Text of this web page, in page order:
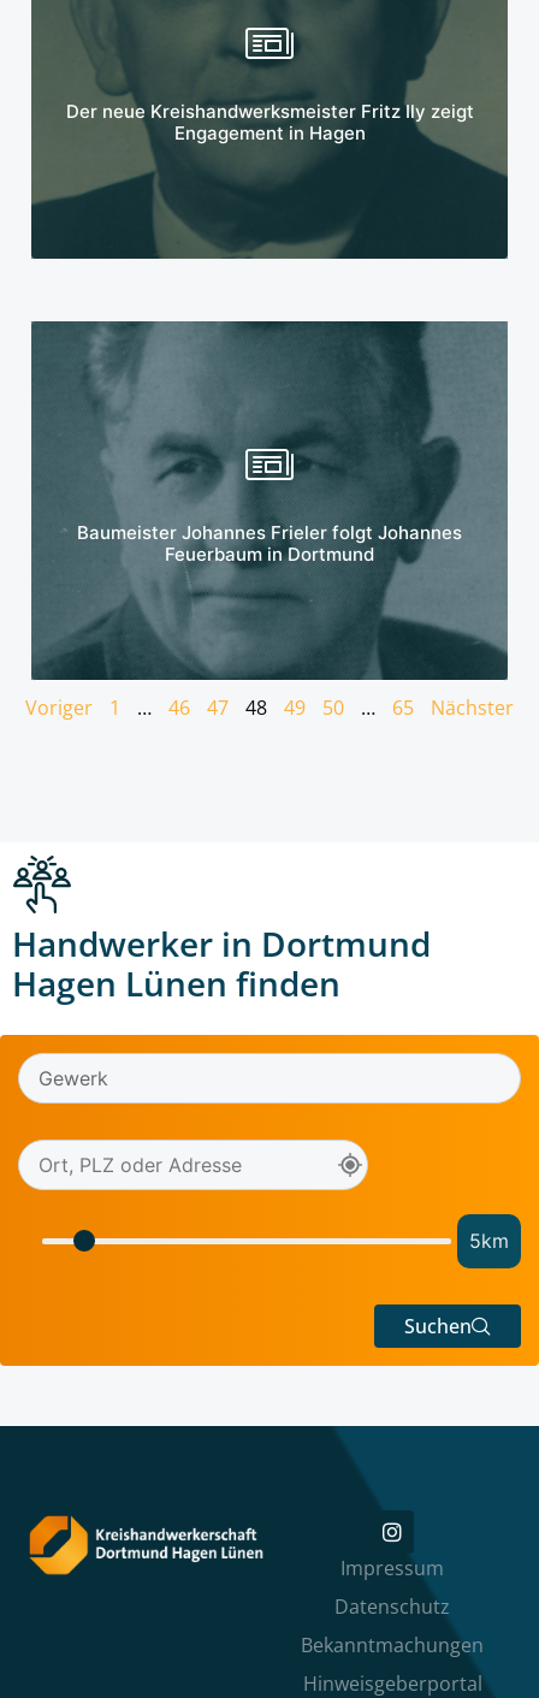
Der neue Kreishandwerksmeister Fritz Ily zeigt
Engagement in Hagen
Baumeister Johannes Frieler folgt Johannes
Feuerbaum in Dortmund
Mehr erfahren
Voriger 1 … 46 47 48 49 50 … 65 Nächster
Handwerker in Dortmund
Hagen Lünen finden
5km
Suchen
Impressum
Datenschutz
Bekanntmachungen
Hinweisgeberportal